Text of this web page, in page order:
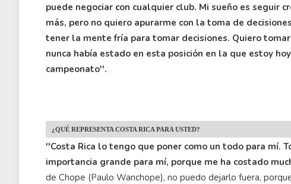
puede negociar con cualquier club. Mi sueño es seguir
más, pero no quiero apurarme con la toma de
tener la mente fría para tomar decisiones. Quiero
nunca había estado en esta posición en la que estoy
campeonato''.
¿QUÉ REPRESENTA COSTA RICA PARA USTED?
''Costa Rica lo tengo que poner como un todo para mí.
importancia grande para mí, porque me ha costado
de Chope (Paulo Wanchope), no puedo dejarlo fuera,